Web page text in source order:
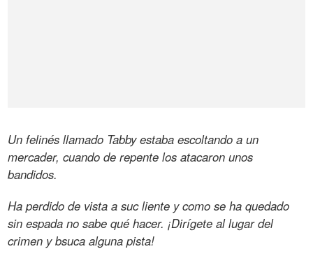
Un felinés llamado Tabby estaba escoltando a un
mercader, cuando de repente los atacaron unos
bandidos.
Ha perdido de vista a suc liente y como se ha quedado
sin espada no sabe qué hacer. ¡Dirígete al lugar del
crimen y bsuca alguna pista!